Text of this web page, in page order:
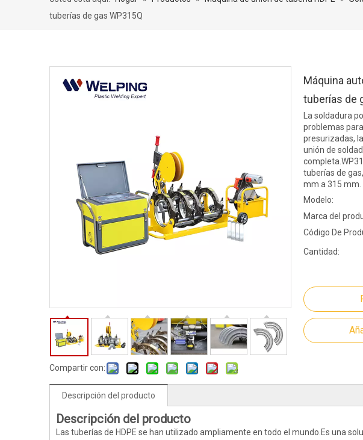
tuberías de gas WP315Q
Compartir con:
Máquina
tuberías de
La soldadura
problemas
presurizadas,
unión de
tuberías de
mm a 315 mm.
Modelo:
Marca del
Código De
Cantidad:
Descripción del producto
Descripción del producto
Las tuberías de HDPE se han utilizado ampliamente en todo el mundo.Es una